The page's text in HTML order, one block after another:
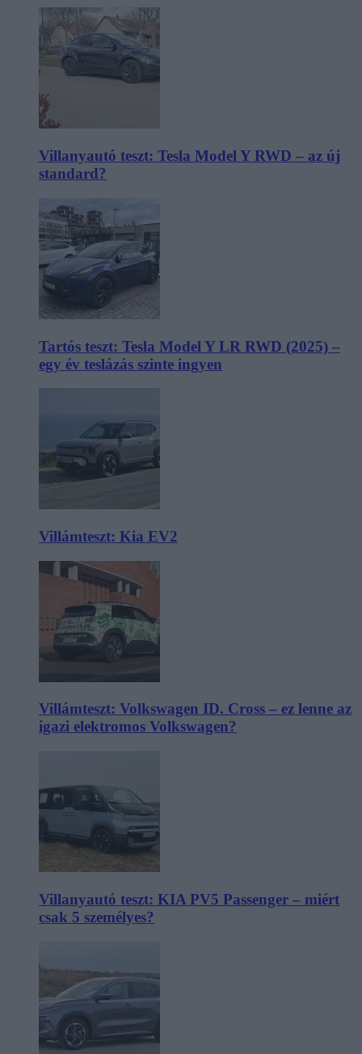
Villanyautó teszt: Tesla Model Y RWD – az új
standard?
Tartós teszt: Tesla Model Y LR RWD (2025) –
egy év teslázás szinte ingyen
Villámteszt: Kia EV2
Villámteszt: Volkswagen ID. Cross – ez lenne az
igazi elektromos Volkswagen?
Villanyautó teszt: KIA PV5 Passenger – miért
csak 5 személyes?